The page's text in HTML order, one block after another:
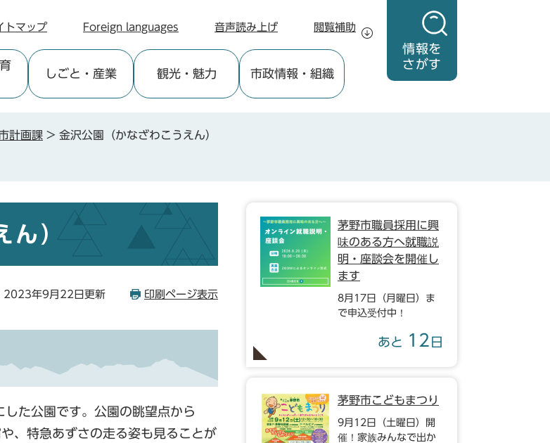
情報を
さがす
トマップ Foreign languages 音声読み上げ 閲覧補助
しごと ・産業 観光・魅力 市政情報 ・組織
計画課 > 金沢公園（かなざわこうえん）
ん）
2023年9月22日更新 印刷ページ表示
た公園です。公園の眺望点から
、特急あずさの走る姿も見ることが
茅野市職員採用に興
味のある方へ就職説
明・座談会を開催し
ます
8月17日（月曜日）ま
で申込受付中！
あと 12 日
茅野市こどもまつり
9月12日（土曜日）開
催！家族みんなで出か